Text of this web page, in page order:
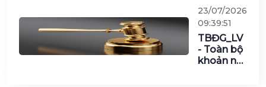
vật tư khác của
Tổng Công ty
Công nghiệp
Công nghệ cao
Viettel năm
23/07/2026
09:39:51
TBĐG_LV
- Toàn bộ
khoản nợ